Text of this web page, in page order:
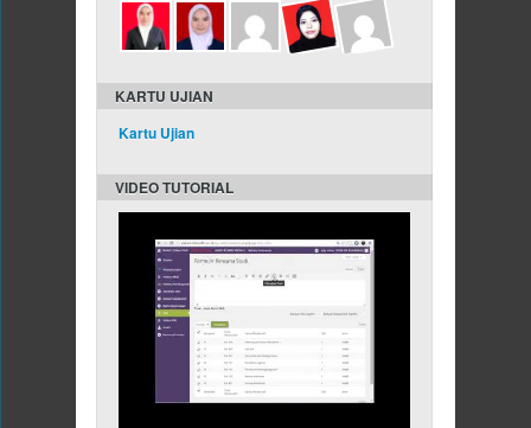
KARTU UJIAN
Kartu Ujian
VIDEO TUTORIAL